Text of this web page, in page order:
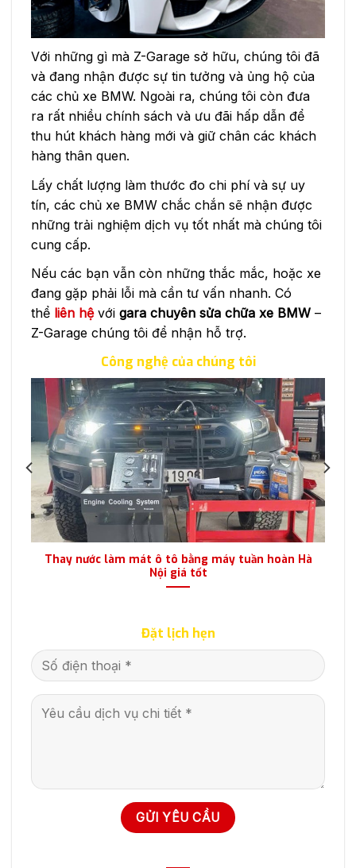
Với những gì mà Z-Garage sở hữu, chúng tôi đã
và đang nhận được sự tin tưởng và ủng hộ của
các chủ xe BMW. Ngoài ra, chúng tôi còn đưa
ra rất nhiều chính sách và ưu đãi hấp dẫn để
thu hút khách hàng mới và giữ chân các khách
hàng thân quen.
Lấy chất lượng làm thước đo chi phí và sự uy
tín, các chủ xe BMW chắc chắn sẽ nhận được
những trải nghiệm dịch vụ tốt nhất mà chúng tôi
cung cấp.
Nếu các bạn vẫn còn những thắc mắc, hoặc xe
đang gặp phải lỗi mà cần tư vấn nhanh. Có
thể liên hệvới gara chuyên sửa chữa xe BMW –
Z-Garage chúng tôi để nhận hỗ trợ.
Công nghệ của chúng tôi
Thay nước làm mát ô tô bằng máy tuần hoàn Hà
Nội giá tốt
Đặt lịch hẹn